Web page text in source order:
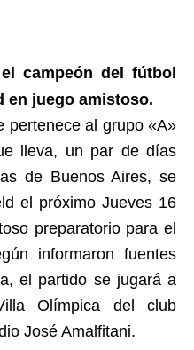
campeón del fútbol
en juego amistoso.
pertenece al grupo «A»
lleva, un par de días
de Buenos Aires, se
el próximo Jueves 16
preparatorio para el
informaron fuentes
el partido se jugará a
Olímpica del club
José Amalfitani.